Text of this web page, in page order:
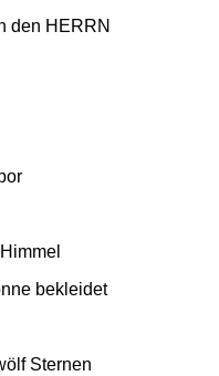
den HERRN
bekleidet
Sternen